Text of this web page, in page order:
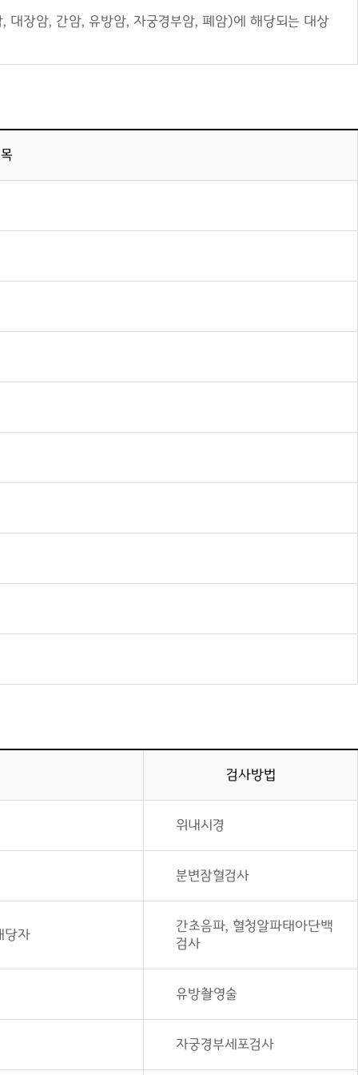
대장암, 간암, 유방암, 자궁경부암, 폐암)에 해당되는 대상
검사방법
위내시경
분변잠혈검사
당자
간초음파, 혈청알파태아단백
검사
유방촬영술
자궁경부세포검사